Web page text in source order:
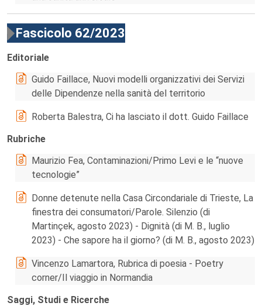
Fascicolo 62/2023
Editoriale
Guido Faillace, Nuovi modelli organizzativi dei Servizi
delle Dipendenze nella sanità del territorio
Roberta Balestra, Ci ha lasciato il dott. Guido Faillace
Rubriche
Maurizio Fea, Contaminazioni/Primo Levi e le “nuove
tecnologie”
Donne detenute nella Casa Circondariale di Trieste, La
finestra dei consumatori/Parole. Silenzio (di
Martinçek, agosto 2023) - Dignità (di M. B., luglio
2023) - Che sapore ha il giorno? (di M. B., agosto 2023)
Vincenzo Lamartora, Rubrica di poesia - Poetry
corner/Il viaggio in Normandia
Saggi, Studi e Ricerche